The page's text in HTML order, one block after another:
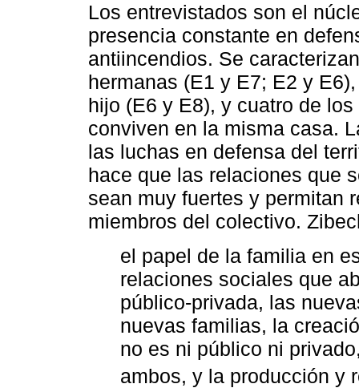
Los entrevistados son el
presencia constante en
antiincendios. Se
hermanas (E1 y E7; E2 y
hijo (E6 y E8), y cuatro de
conviven en la misma casa.
las luchas en defensa del
hace que las relaciones que
sean muy fuertes y permitan
miembros del colectivo.
el papel de la familia en
relaciones sociales que
público-privada, las
nuevas familias, la
no es ni público ni
ambos, y la producción y